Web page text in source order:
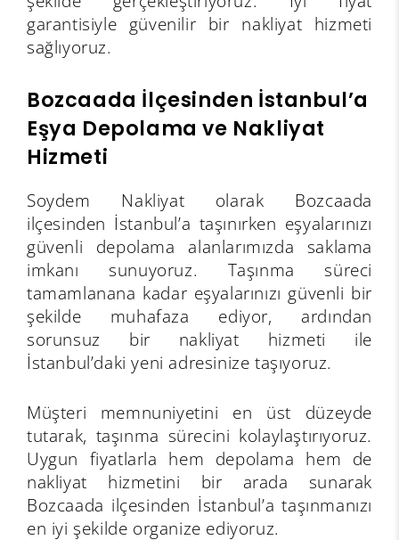
garantisiyle güvenilir bir nakliyat hizmeti
sağlıyoruz.
Bozcaada İlçesinden İstanbul’a
Eşya Depolama ve Nakliyat
Hizmeti
Soydem Nakliyat olarak Bozcaada
ilçesinden İstanbul’a taşınırken eşyalarınızı
güvenli depolama alanlarımızda saklama
imkanı sunuyoruz. Taşınma süreci
tamamlanana kadar eşyalarınızı güvenli bir
şekilde muhafaza ediyor, ardından
sorunsuz bir nakliyat hizmeti ile
İstanbul’daki yeni adresinize taşıyoruz.
Müşteri memnuniyetini en üst düzeyde
tutarak, taşınma sürecini kolaylaştırıyoruz.
Uygun fiyatlarla hem depolama hem de
nakliyat hizmetini bir arada sunarak
Bozcaada ilçesinden İstanbul’a taşınmanızı
en iyi şekilde organize ediyoruz.